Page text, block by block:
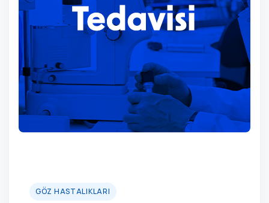
GÖZ HASTALIKLARI